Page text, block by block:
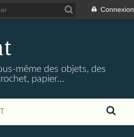
Connexion
même des objets, des
papier...